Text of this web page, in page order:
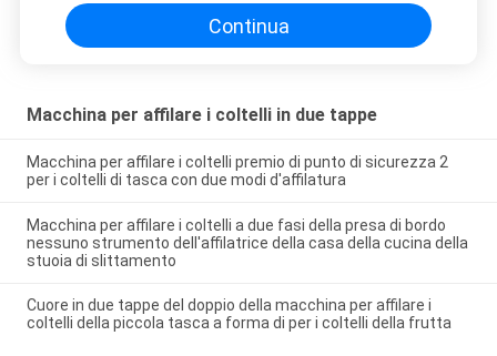
Continua
Macchina per affilare i coltelli in due tappe
Macchina per affilare i coltelli premio di punto di sicurezza 2
per i coltelli di tasca con due modi d'affilatura
Macchina per affilare i coltelli a due fasi della presa di bordo
nessuno strumento dell'affilatrice della casa della cucina della
stuoia di slittamento
Cuore in due tappe del doppio della macchina per affilare i
coltelli della piccola tasca a forma di per i coltelli della frutta